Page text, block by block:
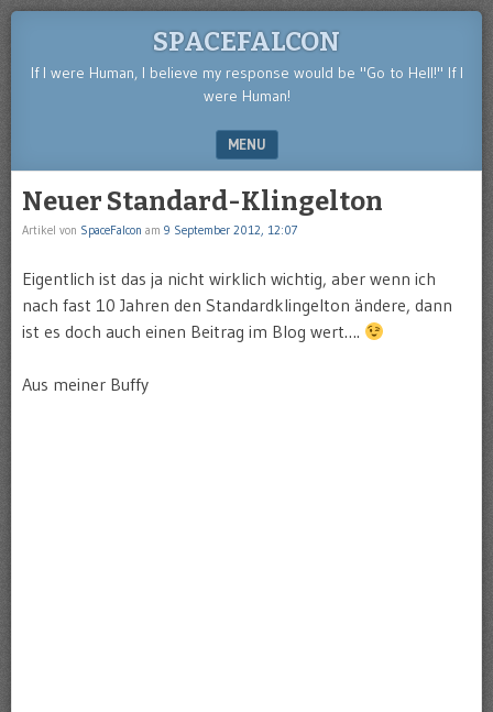
SPACEFALCON
If I were Human, I believe my response would be "Go to Hell!" If I
were Human!
MENU
Neuer Standard-Klingelton
Artikel von SpaceFalcon am 9 September 2012, 12:07
Eigentlich ist das ja nicht wirklich wichtig, aber wenn ich
nach fast 10 Jahren den Standardklingelton ändere, dann
ist es doch auch einen Beitrag im Blog wert….
Aus meiner Buffy